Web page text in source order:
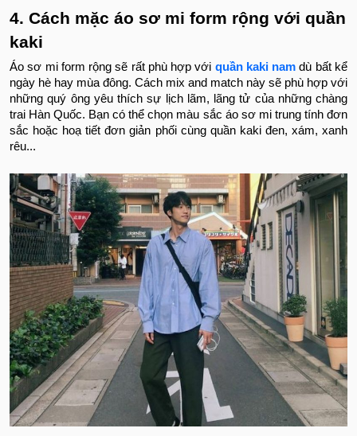
4. Cách mặc áo sơ mi form rộng với quần
kaki
Áo sơ mi form rộng sẽ rất phù hợp với quần kaki nam dù bất kể
ngày hè hay mùa đông. Cách mix and match này sẽ phù hợp với
những quý ông yêu thích sự lịch lãm, lãng tử của những chàng
trai Hàn Quốc. Bạn có thể chọn màu sắc áo sơ mi trung tính đơn
sắc hoặc hoạ tiết đơn giản phối cùng quần kaki đen, xám, xanh
rêu...